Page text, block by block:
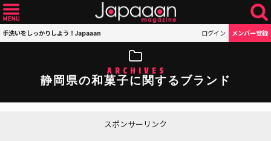
手洗いをしっかりしよう！Japaaan ログイン メンバー登録
ARCHIVES
静岡県の和菓子に関するブランド
スポンサーリンク